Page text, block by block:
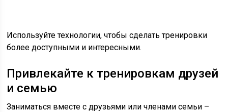
Используйте технологии, чтобы сделать тренировки
более доступными и интересными.
Привлекайте к тренировкам друзей
и семью
Заниматься вместе с друзьями или членами семьи –